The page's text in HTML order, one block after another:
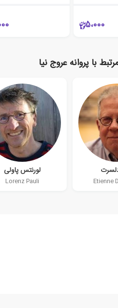
5،000
با پروانه عروج نیا
Etienne
لورنتس پاولی
Lorenz Pauli